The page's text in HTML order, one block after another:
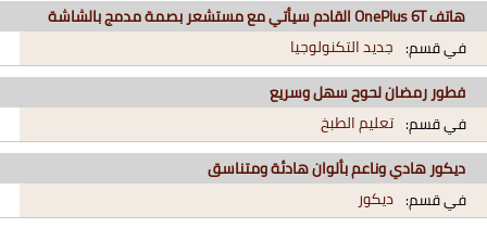
هاتف OnePlus 6T القادم سيأتي مع مستشعر بصمة مدمج بالشاشة
في قسم: جديد التكنولوجيا
فطور رمضان لحوح سهل وسريع
في قسم: تعليم الطبخ
ديكور هادي وناعم بألوان هادئة ومتناسق
في قسم: ديكور